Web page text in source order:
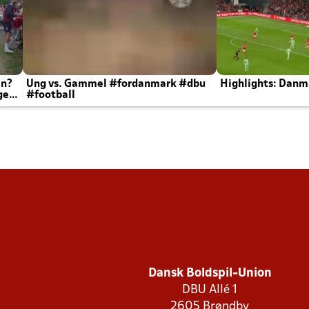
Ung vs. Gammel #fordanmark #dbu
#football
Highlights:
Dansk Boldspil-Union
DBU Allé 1